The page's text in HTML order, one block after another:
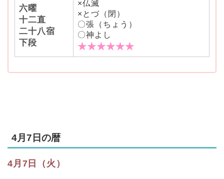
六曜
十二直
二十八宿
下段
×仏滅
×とづ（閉）
〇張（ちょう）
〇神よし
★★★★★★
4月7日の暦
4月7日（火）